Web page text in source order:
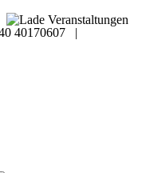
Skip
to40170607 |